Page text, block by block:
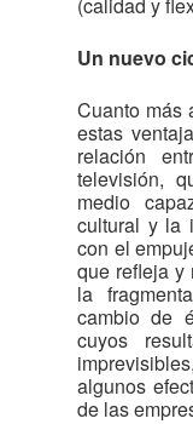
Un nuevo
Cuanto más
estas
relación
televisión,
medio
cultural y la
con el
que refleja y
la
cambio de
cuyos
algunos
de las